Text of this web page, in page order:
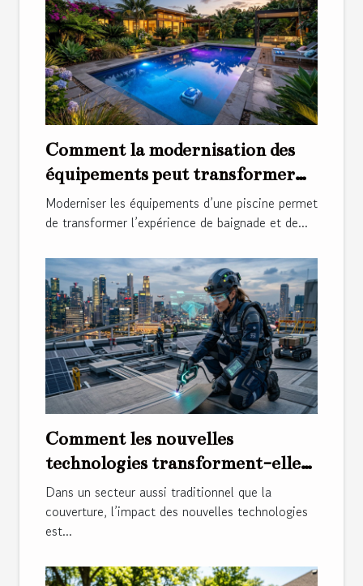
Comment la modernisation des
équipements peut transformer
votre piscine ?
Moderniser les équipements d’une piscine permet
de transformer l’expérience de baignade et de...
Comment les nouvelles
technologies transforment-elles
les métiers de la couverture ?
Dans un secteur aussi traditionnel que la
couverture, l’impact des nouvelles technologies
est...